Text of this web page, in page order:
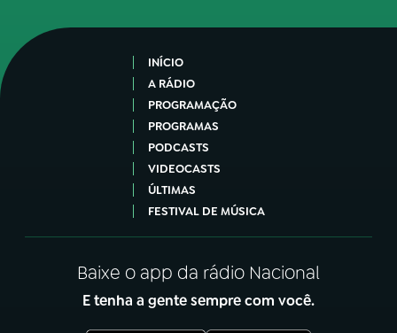
INÍCIO
A RÁDIO
PROGRAMAÇÃO
PROGRAMAS
PODCASTS
VIDEOCASTS
ÚLTIMAS
FESTIVAL DE MÚSICA
Baixe o app da rádio Nacional
E tenha a gente sempre com você.